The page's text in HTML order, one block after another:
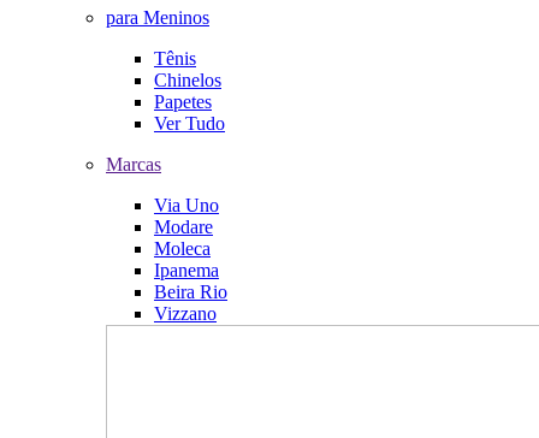
para Meninos
Tênis
Chinelos
Papetes
Ver Tudo
Marcas
Via Uno
Modare
Moleca
Ipanema
Beira Rio
Vizzano